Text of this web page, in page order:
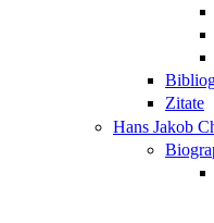
Zitate
Hans Jakob